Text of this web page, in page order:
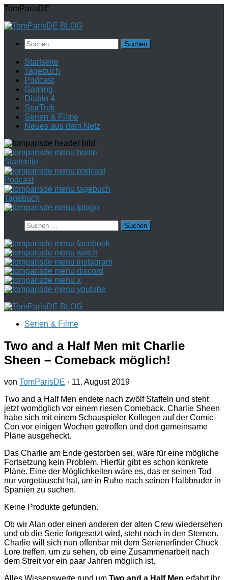
Zum
springen
TomParisDE
Suchen
nach:
Startseite
Tagebuch
Podcast
Gaming
Diablo 4
StarTrek
Serien & Filme
Neues aus dem Netz
Startseite
Podcast
Tagebuch
Suchen
nach:
Serien & Filme
Two and a Half Men mit Charlie
Sheen – Comeback möglich!
von TomParisDE · 11. August 2019
Two and a Half Men endete nach zwölf Staffeln und steht
jetzt womöglich vor einem riesen Comeback. Charlie Sheen
habe sich mit einem Schauspieler Kollegen auf der Comic-
Con vor einigen Wochen getroffen und dort gemeinsame
Pläne ausgeheckt.
Das Charlie am Ende gestorben sei, wäre für eine mögliche
Fortsetzung kein Problem. Hierfür gibt es schon konkrete
Pläne. Eine der Möglichkeiten wäre es, das er seinen Tod
nur vorgetäuscht hat, um in Ruhe nach seinen Halbbruder in
Spanien zu suchen.
Keine Produkte gefunden.
Ob wir Alan oder einen anderen der alten Crew wiedersehen
und ob die Serie fortgesetzt wird, steht noch in den Sternen.
Charlie will sich nun offenbar mit dem Serienerfinder Chuck
Lore treffen, um zu sehen, ob eine Zusammenarbeit nach
dem Streit vor ein paar Jahren möglich ist.
Alles Wissenswerte rund um Two and a Half Men erfahrt ihr